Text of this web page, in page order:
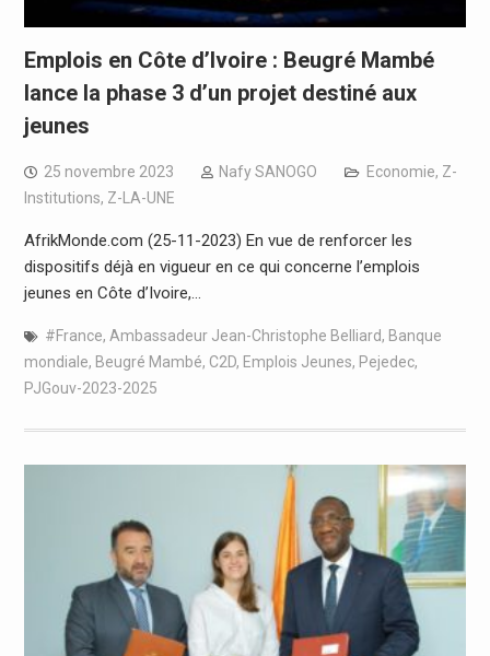
Emplois en Côte d’Ivoire : Beugré Mambé
lance la phase 3 d’un projet destiné aux
jeunes
25 novembre 2023 Nafy SANOGO Economie, Z-
Institutions, Z-LA-UNE
AfrikMonde.com (25-11-2023) En vue de renforcer les
dispositifs déjà en vigueur en ce qui concerne l’emplois
jeunes en Côte d’Ivoire,…
#France, Ambassadeur Jean-Christophe Belliard, Banque
mondiale, Beugré Mambé, C2D, Emplois Jeunes, Pejedec,
PJGouv-2023-2025